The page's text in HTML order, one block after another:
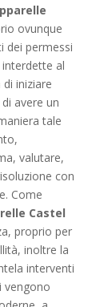
ovunque
dei permessi
al
iniziare
avere un
tale
valutare,
con
Come
Castel
proprio per
inoltre la
interventi
vengono